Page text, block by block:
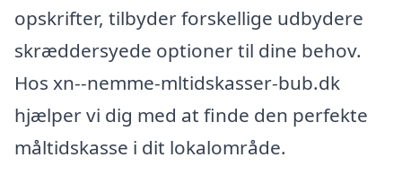
opskrifter, tilbyder forskellige udbydere
skræddersyede optioner til dine behov.
Hos xn--nemme-mltidskasser-bub.dk
hjælper vi dig med at finde den perfekte
måltidskasse i dit lokalområde.